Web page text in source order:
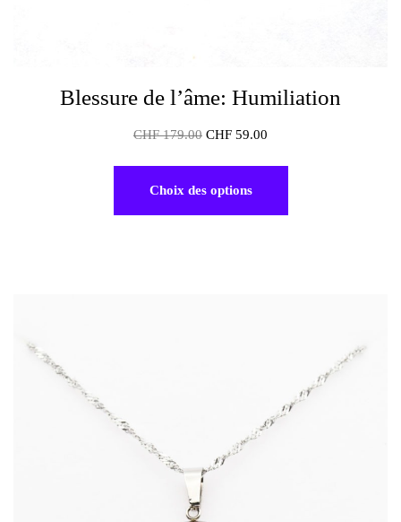
Blessure de l’âme: Humiliation
CHF179.00 CHF 59.00
Choix des options